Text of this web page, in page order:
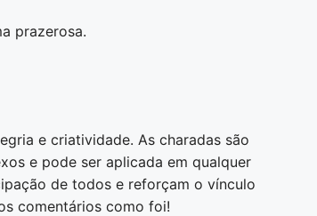
prazerosa.
e criatividade. As charadas são
e pode ser aplicada em qualquer
de todos e reforçam o vínculo
comentários como foi!